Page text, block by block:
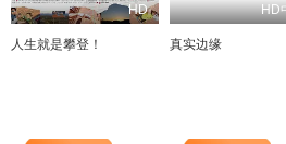
HD
人生就是攀登！
HD
真实边缘